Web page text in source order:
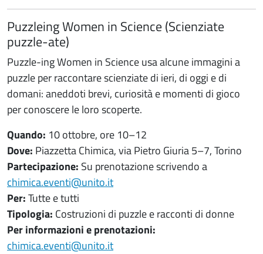
Puzzleing Women in Science (Scienziate
puzzle-ate)
Puzzle-ing Women in Science usa alcune immagini a
puzzle per raccontare scienziate di ieri, di oggi e di
domani: aneddoti brevi, curiosità e momenti di gioco
per conoscere le loro scoperte.
Quando: 10 ottobre, ore 10–12
Dove: Piazzetta Chimica, via Pietro Giuria 5–7, Torino
Partecipazione: Su prenotazione scrivendo a
chimica.eventi@unito.it
Per:Tutte e tutti
Tipologia: Costruzioni di puzzle e racconti di donne
Per informazioni e prenotazioni:
chimica.eventi@unito.it